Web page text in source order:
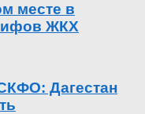
месте в
ЖКХ
Дагестан